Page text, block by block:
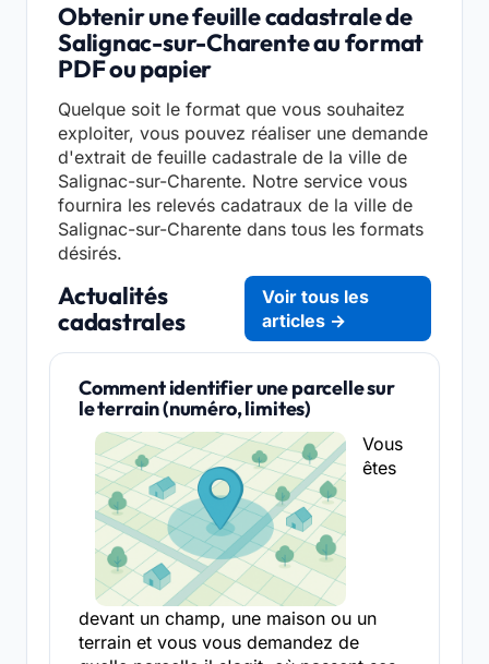
Obtenir une feuille cadastrale de
Salignac-sur-Charente au format
PDF ou papier
Quelque soit le format que vous souhaitez
exploiter, vous pouvez réaliser une demande
d'extrait de feuille cadastrale de la ville de
Salignac-sur-Charente. Notre service vous
fournira les relevés cadatraux de la ville de
Salignac-sur-Charente dans tous les formats
désirés.
Actualités
cadastrales
Voir tous les
articles →
Comment identifier une parcelle sur
le terrain (numéro, limites)
Vous
êtes
devant un champ, une maison ou un
terrain et vous vous demandez de